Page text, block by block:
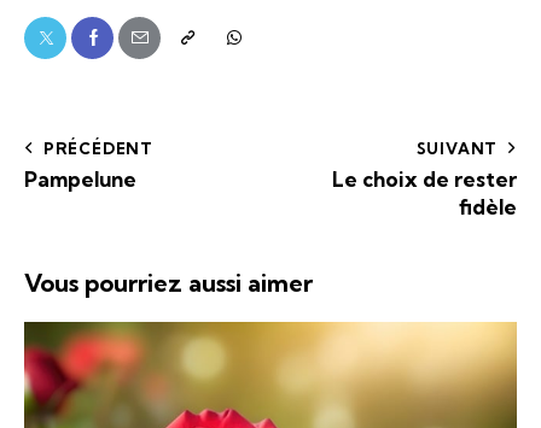
PRÉCÉDENT
Pampelune
SUIVANT
Le choix de rester
fidèle
Vous pourriez aussi aimer